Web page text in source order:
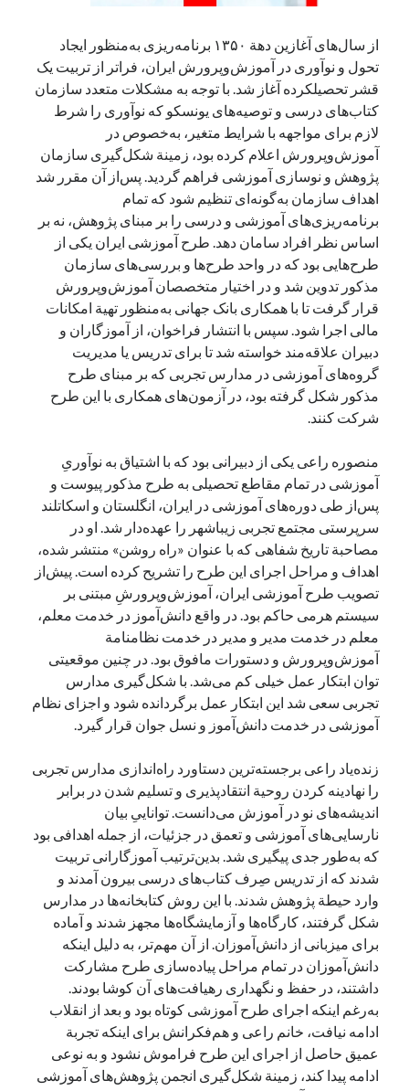
از سال‌های آغازین دهة ۱۳۵۰‌ برنامه‌ریزی به‌منظور ایجاد
تحول و نوآوری در آموزش‌وپرورش ایران،‌ فراتر از تربیت یک
قشر تحصیلکرده آغاز شد. با توجه به مشکلات متعدد سازمان
کتاب‌های درسی و توصیه‌های یونسکو که نوآوری را شرط
لازم برای مواجهه با شرایط متغیر، به‌خصوص در
آموزش‌وپرورش اعلام کرده بود، زمینة شکل‌گیری سازمان
پژوهش و نوسازی آموزشی فراهم گردید. پس‌از آن مقرر شد
اهداف سازمان به‌گونه‌ای تنظیم شود که تمام
برنامه‌ریزی‌های آموزشی و درسی را بر مبنای پژوهش، نه بر
اساس نظر افراد سامان دهد. طرح آموزشی ایران یکی از
طرح‌هایی بود که در واحد طرح‌ها و بررسی‌های سازمان
مذکور تدوین شد و در اختیار متخصصان آموزش‌وپرورش
قرار گرفت تا با همکاری بانک جهانی به‌منظور تهیة امکانات
مالی اجرا شود. سپس با انتشار فراخوان، از آموزگاران و
دبیران علاقه‌مند خواسته شد تا برای تدریس یا مدیریت
گروه‌های آموزشی در مدارس تجربی که بر مبنای طرح
مذکور شکل گرفته بود، در آزمون‌های همکاری با این طرح
شرکت کنند.
منصوره راعی یکی از دبیرانی بود که با اشتیاق به نوآوریِ
آموزشی در تمام مقاطع تحصیلی به طرح مذکور پیوست و
پس‌از طی دوره‌های آموزشی در ایران، انگلستان و اسکاتلند
سرپرستی مجتمع تجربی زیباشهر را عهده‌دار شد. او در
مصاحبة تاریخ شفاهی که با عنوان «راه روشن» منتشر شده،‌
اهداف و مراحل اجرای این طرح را تشریح کرده است. پیش‌از
تصویب طرح آموزشی ایران، آموزش‌وپرورشِ مبتنی بر
سیستم هرمی حاکم بود. در واقع دانش‌آموز در خدمت معلم،
معلم در خدمت مدیر و مدیر در خدمت نظامنامة
آموزش‌وپرورش و دستورات مافوق بود. در چنین موقعیتی
توان ابتکار عمل خیلی کم می‌شد. با شکل‌گیری مدارس
تجربی سعی شد این ابتکار عمل برگردانده شود و اجزای نظام
آموزشی در خدمت دانش‌آموز و نسل جوان قرار گیرد.
زنده‌یاد راعی برجسته‌ترین دستاورد راه‌اندازی مدارس تجربی
را نهادینه کردن روحیة انتقادپذیری و تسلیم شدن در برابر
اندیشه‌های نو در آموزش می‌دانست. تواناییِ بیان
نارسایی‌های آموزشی و تعمق در جزئیات، از جمله اهدافی بود
که به‌طور جدی پیگیری شد. بدین‌ترتیب آموزگارانی تربیت
شدند که از تدریس صِرف کتاب‌های درسی بیرون آمدند و
وارد حیطة پژوهش شدند. با این روش کتابخانه‌ها در مدارس
شکل گرفتند، کارگاه‌ها و آزمایشگاه‌ها مجهز شدند و آماده
برای میزبانی از دانش‌آموزان. از آن مهم‌تر، به دلیل اینکه
دانش‌آموزان در تمام مراحل پیاده‌سازی طرح مشارکت
داشتند، در حفظ و نگهداری رهیافت‌های آن کوشا بودند.
به‌رغم اینکه اجرای طرح آموزشی کوتاه بود و بعد از انقلاب
ادامه نیافت، خانم راعی و هم‌فکرانش برای اینکه تجربة
عمیق حاصل از اجرای این طرح فراموش نشود و به نوعی
ادامه پیدا کند، زمینة شکل‌گیری انجمن پژوهش‌های آموزشی